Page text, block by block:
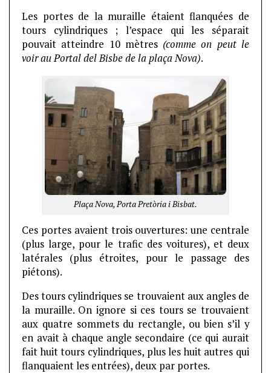
Les portes de la muraille étaient flanquées de
tours cylindriques ; l’espace qui les séparait
pouvait atteindre 10 mètres (comme on peut le
voir au Portal del Bisbe de la plaça Nova).
Plaça Nova, Porta Pretòria i Bisbat.
Ces portes avaient trois ouvertures: une centrale
(plus large, pour le trafic des voitures), et deux
latérales (plus étroites, pour le passage des
piétons).
Des tours cylindriques se trouvaient aux angles de
la muraille. On ignore si ces tours se trouvaient
aux quatre sommets du rectangle, ou bien s’il y
en avait à chaque angle secondaire (ce qui aurait
fait huit tours cylindriques, plus les huit autres qui
flanquaient les entrées), deux par portes.